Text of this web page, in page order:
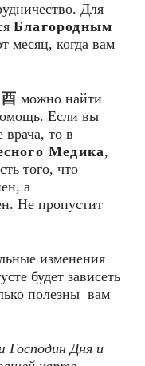
Для
Благородным
месяц, когда вам
酉 можно найти
Если вы
то в
Медика,
того, что
а
Не пропустит
изменения
будет зависеть
полезны вам
Господин Дня и